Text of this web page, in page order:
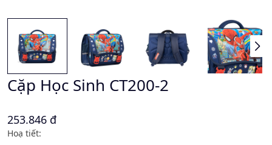
Cặp Học Sinh CT200-2
253.846 đ
Hoạ tiết: